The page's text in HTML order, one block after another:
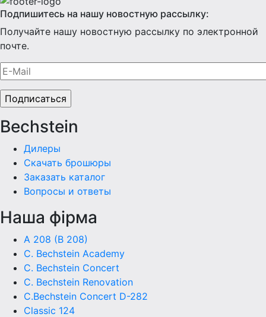
Подпишитесь на нашу новостную рассылку:
Получайте нашу новостную рассылку по электронной
почте.
Bechstein
Дилеры
Скачать брошюры
Заказать каталог
Вопросы и ответы
Наша фiрма
A 208 (B 208)
C. Bechstein Academy
C. Bechstein Concert
C. Bechstein Renovation
C.Bechstein Concert D-282
Classic 124